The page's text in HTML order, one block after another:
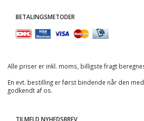
BETALINGSMETODER
Alle priser er inkl. moms, billigste fragt
En evt. bestilling er først bindende når den
godkendt af os.
TILMELD NYHEDSBREV